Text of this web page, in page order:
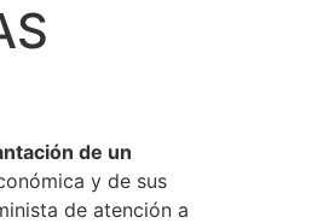
de un
y de sus
de atención a